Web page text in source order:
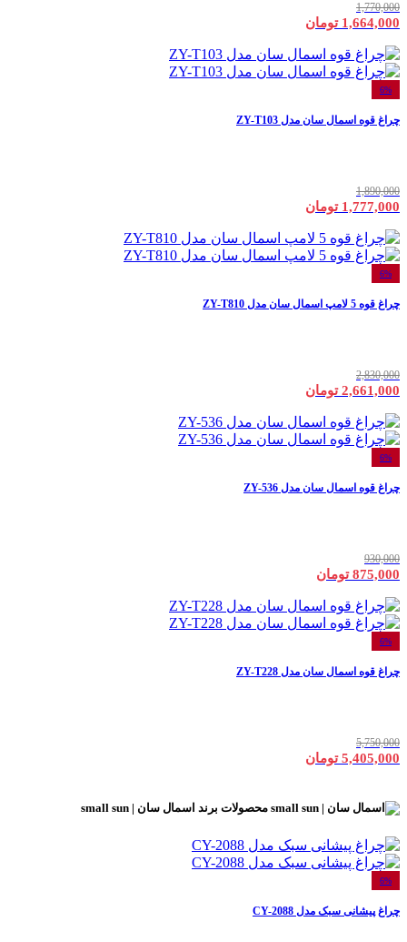
1,770,000
1,664,000 تومان
6%
چراغ قوه اسمال سان مدل ZY-T103
1,890,000
1,777,000 تومان
6%
چراغ قوه 5 لامپ اسمال سان مدل ZY-T810
2,830,000
2,661,000 تومان
6%
چراغ قوه اسمال سان مدل ZY-536
930,000
875,000 تومان
6%
چراغ قوه اسمال سان مدل ZY-T228
5,750,000
5,405,000 تومان
محصولات برند اسمال سان | small sun
6%
چراغ پیشانی سبک مدل CY-2088